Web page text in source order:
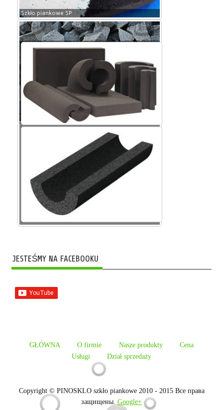
Szkło piankowe SP
Szkło piankowe SP
JESTEŚMY NA FACEBOOKU
GŁÓWNA O firmie Nasze produkty
Cena
Usługi
Dział sprzedaży
Copyright © PINOSKLO szkło piankowe 2010 - 2015 Все права
защищены. Google+